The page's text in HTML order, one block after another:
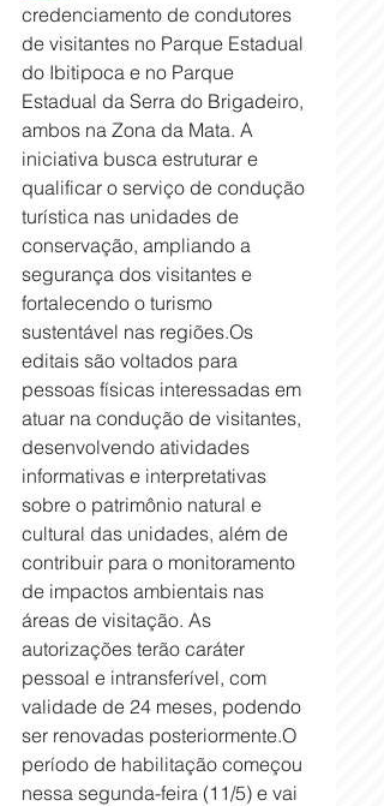
credenciamento de condutores
de visitantes no Parque Estadual
do Ibitipoca e no Parque
Estadual da Serra do Brigadeiro,
ambos na Zona da Mata. A
iniciativa busca estruturar e
qualificar o serviço de condução
turística nas unidades de
conservação, ampliando a
segurança dos visitantes e
fortalecendo o turismo
sustentável nas regiões.Os
editais são voltados para
pessoas físicas interessadas em
atuar na condução de visitantes,
desenvolvendo atividades
informativas e interpretativas
sobre o patrimônio natural e
cultural das unidades, além de
contribuir para o monitoramento
de impactos ambientais nas
áreas de visitação. As
autorizações terão caráter
pessoal e intransferível, com
validade de 24 meses, podendo
ser renovadas posteriormente.O
período de habilitação começou
nessa segunda-feira (11/5) e vai